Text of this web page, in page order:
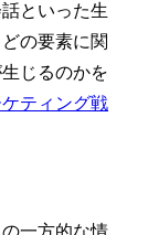
といった生
の要素に関
じるのかを
ティング戦
一方的な情